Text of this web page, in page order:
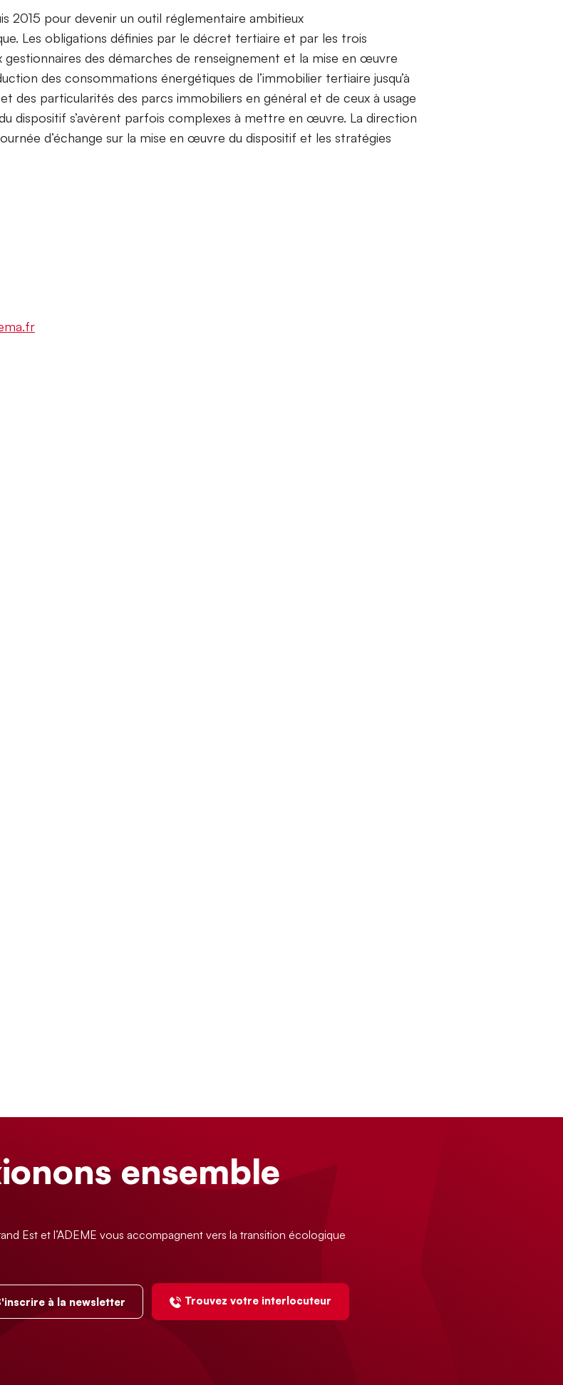
2015 pour devenir un outil réglementaire ambitieux
Les obligations définies par le décret tertiaire et par les trois
des démarches de renseignement et la mise en œuvre
des consommations énergétiques de l’immobilier tertiaire jusqu’à
des particularités des parcs immobiliers en général et de ceux à usage
dispositif s’avèrent parfois complexes à mettre en œuvre. La direction
d’échange sur la mise en œuvre du dispositif et les stratégies
ensemble
Est et l’ADEME vous accompagnent vers la transition écologique
à la newsletter Trouvez votre interlocuteur